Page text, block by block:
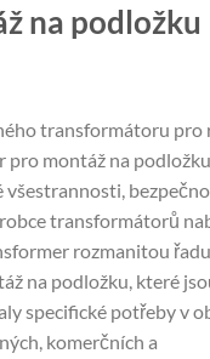
na podložku
transformátoru pro
pro montáž na podložku
transformátorů
rozmanitou řadu
na podložku, které
specifické potřeby v
komerčních a